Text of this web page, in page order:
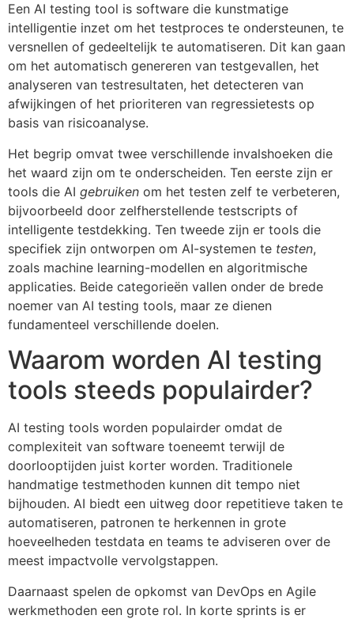
Een AI testing tool is software die kunstmatige
intelligentie inzet om het testproces te ondersteunen, te
versnellen of gedeeltelijk te automatiseren. Dit kan gaan
om het automatisch genereren van testgevallen, het
analyseren van testresultaten, het detecteren van
afwijkingen of het prioriteren van regressietests op
basis van risicoanalyse.
Het begrip omvat twee verschillende invalshoeken die
het waard zijn om te onderscheiden. Ten eerste zijn er
tools die AI gebruiken om het testen zelf te verbeteren,
bijvoorbeeld door zelfherstellende testscripts of
intelligente testdekking. Ten tweede zijn er tools die
specifiek zijn ontworpen om AI-systemen te testen,
zoals machine learning-modellen en algoritmische
applicaties. Beide categorieën vallen onder de brede
noemer van AI testing tools, maar ze dienen
fundamenteel verschillende doelen.
Waarom worden AI testing
tools steeds populairder?
AI testing tools worden populairder omdat de
complexiteit van software toeneemt terwijl de
doorlooptijden juist korter worden. Traditionele
handmatige testmethoden kunnen dit tempo niet
bijhouden. AI biedt een uitweg door repetitieve taken te
automatiseren, patronen te herkennen in grote
hoeveelheden testdata en teams te adviseren over de
meest impactvolle vervolgstappen.
Daarnaast spelen de opkomst van DevOps en Agile
werkmethoden een grote rol. In korte sprints is er